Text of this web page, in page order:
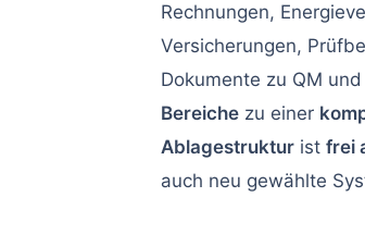
Rechnungen,
Versicherungen,
Dokumente zu QM
Bereichezu einer
Ablagestrukturist frei
auch neu gewählte